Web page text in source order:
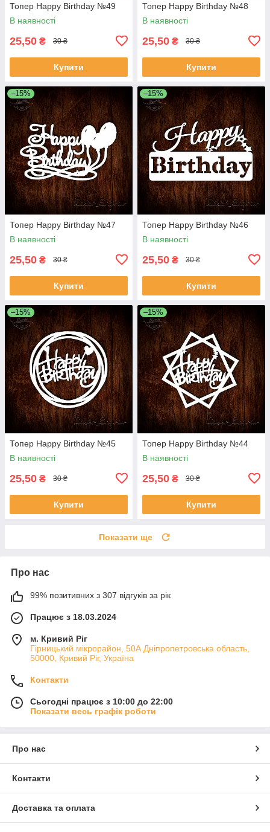
Топер Happy Birthday №49
В наявності
25,50 ₴ 30 ₴
Купити
Топер Happy Birthday №48
В наявності
25,50 ₴ 30 ₴
Купити
–15%
Топер Happy Birthday №47
В наявності
25,50 ₴ 30 ₴
Купити
–15%
Топер Happy Birthday №46
В наявності
25,50 ₴ 30 ₴
Купити
–15%
Топер Happy Birthday №45
В наявності
25,50 ₴ 30 ₴
Купити
–15%
Топер Happy Birthday №44
В наявності
25,50 ₴ 30 ₴
Купити
Показати ще
Про нас
99% позитивних з 307 відгуків за рік
Працює з 18.03.2024
м. Кривий Ріг
Гірницький мікрорайон, 50А Дніпропетровська область,
50000, Кривий Ріг, Україна
Контакти
Сьогодні працює з 10:00 до 22:00
Показати весь графік роботи
Про нас
Контакти
Доставка та оплата